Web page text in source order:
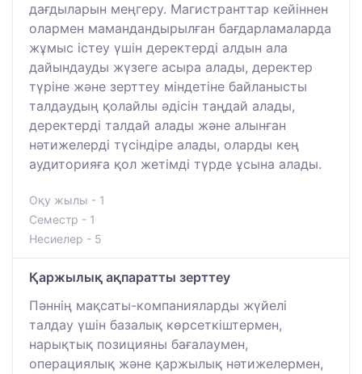
дағдыларын меңгеру. Магистранттар кейіннен
олармен мамандандырылған бағдарламаларда
жұмыс істеу үшін деректерді алдын ала
дайындауды жүзеге асыра алады, деректер
түріне және зерттеу міндетіне байланысты
талдаудың қолайлы әдісін таңдай алады,
деректерді талдай алады және алынған
нәтижелерді түсіндіре алады, оларды кең
аудиторияға қол жетімді түрде ұсына алады.
Оқу жылы - 1
Семестр - 1
Несиелер - 5
Қаржылық ақпаратты зерттеу
Пәннің мақсаты-компанияларды жүйелі
талдау үшін базалық көрсеткіштермен,
нарықтық позицияны бағалаумен,
операциялық және қаржылық нәтижелермен,